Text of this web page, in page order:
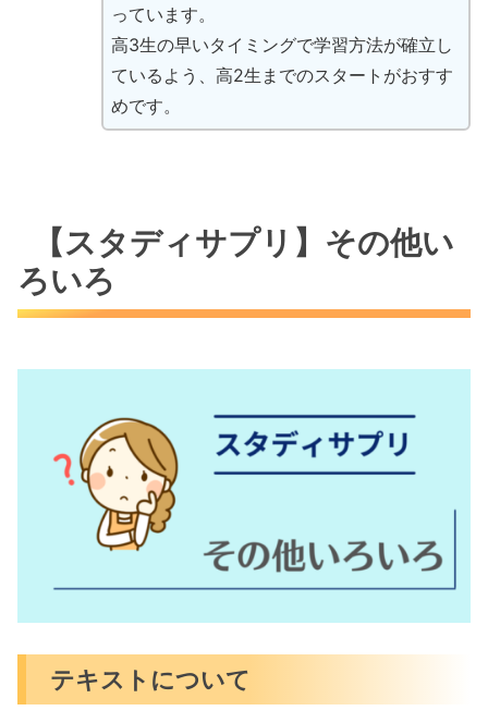
っています。
高3生の早いタイミングで学習方法が確立し
ているよう、高2生までのスタートがおすす
めです。
【スタディサプリ】その他い
ろいろ
テキストについて